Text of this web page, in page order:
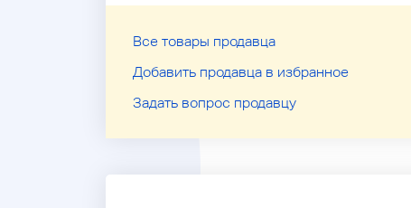
Все товары продавца
Добавить продавца в избранное
Задать вопрос продавцу